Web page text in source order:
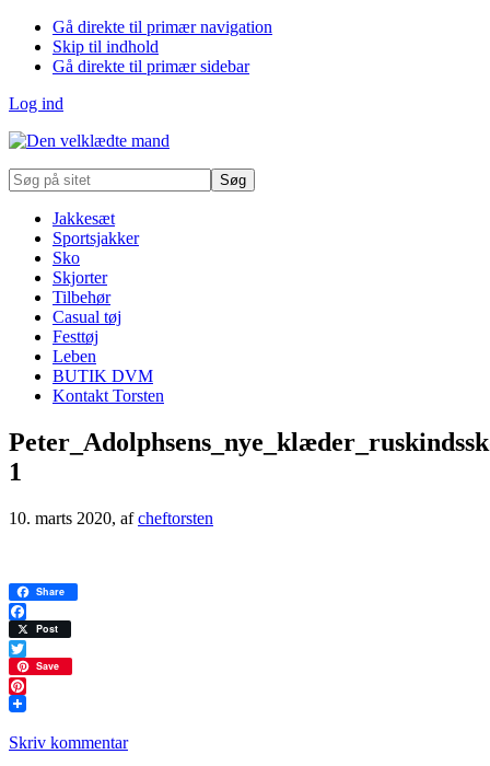
Gå direkte til primær navigation
Skip til indhold
Gå direkte til primær sidebar
Log ind
Søg
på
Jakkesæt
Sportsjakker
Sko
Skjorter
Tilbehør
Casual tøj
Festtøj
Leben
BUTIK DVM
Kontakt Torsten
1
10. marts 2020, afcheftorsten
Share
Facebook
Post
Twitter
Save
Pinterest
Skriv kommentar